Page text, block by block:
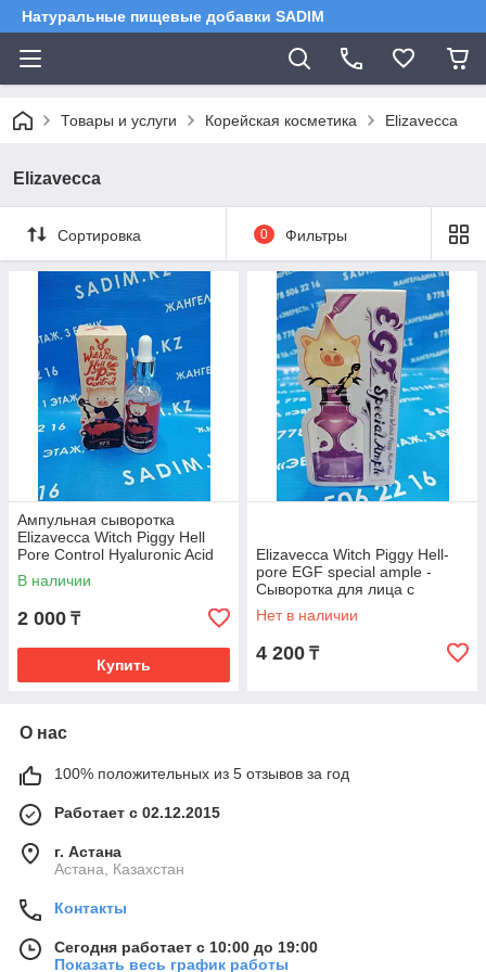
Натуральные пищевые добавки SADIM
Товары и услуги Корейская косметика Elizavecca
Elizavecca
Сортировка 0 Фильтры
Ампульная сыворотка
Elizavecca Witch Piggy Hell
Pore Control Hyaluronic Acid
97%
В наличии
2 000 ₸
Купить
Elizavecca Witch Piggy Hell-
pore EGF special ample -
Сыворотка для лица с
эпидермальным фактором
роста
Нет в наличии
4 200 ₸
О нас
100% положительных из 5 отзывов за год
Работает с 02.12.2015
г. Астана
Астана, Казахстан
Контакты
Сегодня работает с 10:00 до 19:00
Показать весь график работы